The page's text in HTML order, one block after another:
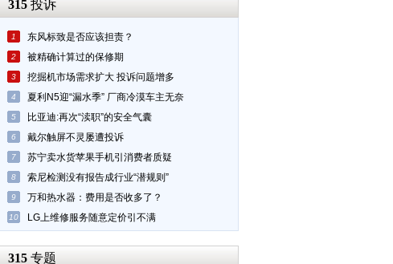
315 投诉
1 东风标致是否应该担责？
2 被精确计算过的保修期
3 挖掘机市场需求扩大 投诉问题增多
4 夏利N5迎“漏水季” 厂商冷漠车主无奈
5 比亚迪:再次“渎职”的安全气囊
6 戴尔触屏不灵屡遭投诉
7 苏宁卖水货苹果手机引消费者质疑
8 索尼检测没有报告成行业“潜规则”
9 万和热水器：费用是否收多了？
10 LG上维修服务随意定价引不满
315 专题